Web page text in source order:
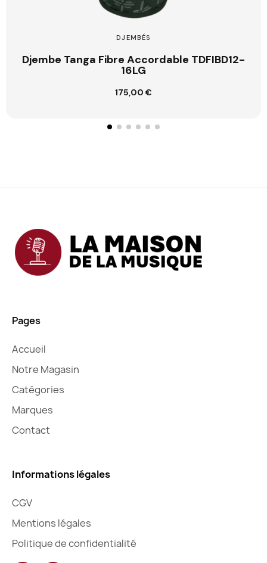
DJEMBÉS
Djembe Tanga Fibre Accordable TDFIBD12-
16LG
175,00 €
Ajouter au panier
Pages
Accueil
Notre Magasin
Catégories
Marques
Contact
Informations légales
CGV
Mentions légales
Politique de confidentialité